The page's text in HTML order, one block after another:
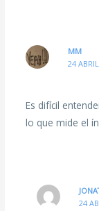
MM
24
Es difícil
lo que mide el
24